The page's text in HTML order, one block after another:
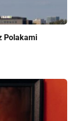
Polakami